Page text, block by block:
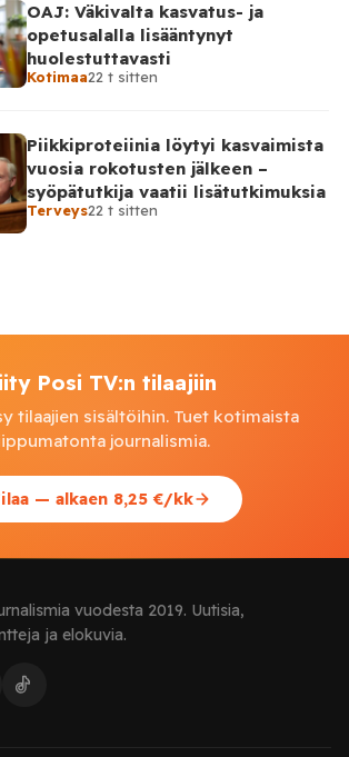
OAJ: Väkivalta kasvatus- ja
opetusalalla lisääntynyt
huolestuttavasti
Kotimaa22 t sitten
Piikkiproteiinia löytyi kasvaimista
vuosia rokotusten jälkeen –
syöpätutkija vaatii lisätutkimuksia
Terveys22 t sitten
Posi TV:n tilaajiin
tilaajien sisältöihin. Tuet kotimaista
journalismia.
— alkaen 8,25 €/kk
vuodesta 2019. Uutisia,
ja elokuvia.